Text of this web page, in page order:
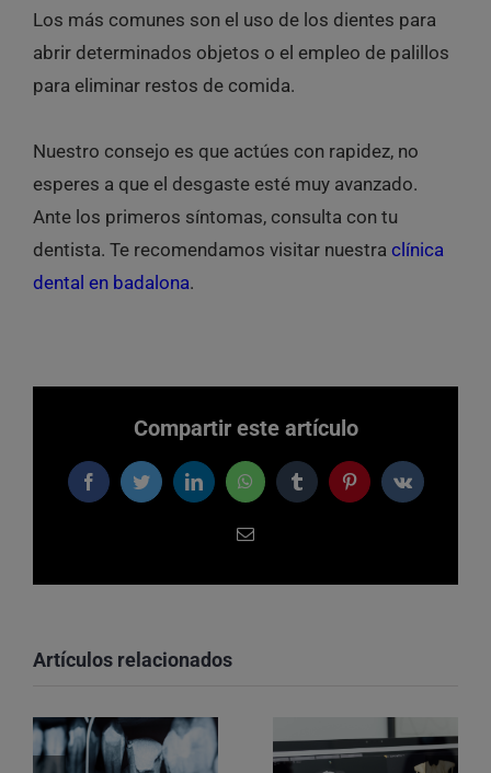
Los más comunes son el uso de los dientes para
abrir determinados objetos o el empleo de palillos
para eliminar restos de comida.
Nuestro consejo es que actúes con rapidez, no
esperes a que el desgaste esté muy avanzado.
Ante los primeros síntomas, consulta con tu
dentista. Te recomendamos visitar nuestra clínica
dental en badalona.
Compartir este artículo
FacebookTwitterLinkedInWhatsAppTumblrPinterestVk
Correo
Artículos relacionados